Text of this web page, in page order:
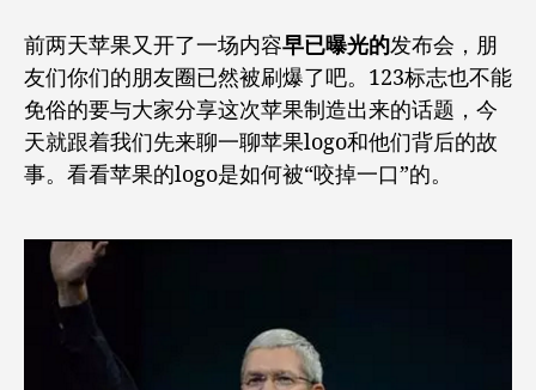
后，
除
了
苹
果
公
前两天苹果又开了一场内容早已曝光的发布会，朋
友们你们的朋友圈已然被刷爆了吧。123标志也不能
免俗的要与大家分享这次苹果制造出来的话题，今
天就跟着我们先来聊一聊苹果logo和他们背后的故
事。看看苹果的logo是如何被“咬掉一口”的。